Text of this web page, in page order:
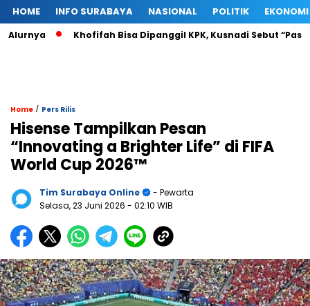
HOME INFO SURABAYA NASIONAL POLITIK EKONOMI
Khofifah Bisa Dipanggil KPK, Kusnadi Sebut “Pasti
Home / Pers Rilis
Hisense Tampilkan Pesan
“Innovating a Brighter Life” di FIFA
World Cup 2026™
Tim Surabaya Online
- Pewarta
Selasa, 23 Juni 2026 - 02:10 WIB